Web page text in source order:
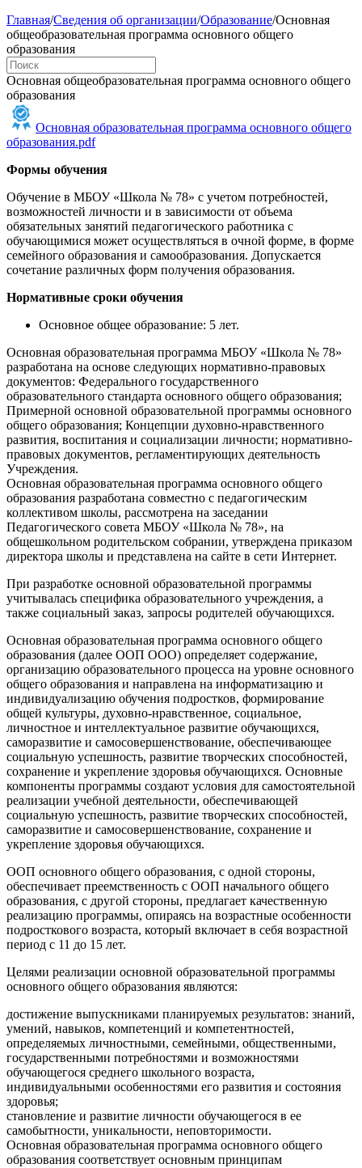
Главная/Сведения об организации/Образование/Основная
общеобразовательная программа основного общего
образования
Основная общеобразовательная программа основного общего
образования
Основная образовательная программа основного общего
образования.pdf
Формы обучения
Обучение в МБОУ «Школа № 78» с учетом потребностей,
возможностей личности и в зависимости от объема
обязательных занятий педагогического работника с
обучающимися может осуществляться в очной форме, в форме
семейного образования и самообразования. Допускается
сочетание различных форм получения образования.
Нормативные сроки обучения
Основное общее образование: 5 лет.
Основная образовательная программа МБОУ «Школа № 78»
разработана на основе следующих нормативно-правовых
документов: Федерального государственного
образовательного стандарта основного общего образования;
Примерной основной образовательной программы основного
общего образования; Концепции духовно-нравственного
развития, воспитания и социализации личности; нормативно-
правовых документов, регламентирующих деятельность
Учреждения.
Основная образовательная программа основного общего
образования разработана совместно с педагогическим
коллективом школы, рассмотрена на заседании
Педагогического совета МБОУ «Школа № 78», на
общешкольном родительском собрании, утверждена приказом
директора школы и представлена на сайте в сети Интернет.
При разработке основной образовательной программы
учитывалась специфика образовательного учреждения, а
также социальный заказ, запросы родителей обучающихся.
Основная образовательная программа основного общего
образования (далее ООП ООО) определяет содержание,
организацию образовательного процесса на уровне основного
общего образования и направлена на информатизацию и
индивидуализацию обучения подростков, формирование
общей культуры, духовно-нравственное, социальное,
личностное и интеллектуальное развитие обучающихся,
саморазвитие и самосовершенствование, обеспечивающее
социальную успешность, развитие творческих способностей,
сохранение и укрепление здоровья обучающихся. Основные
компоненты программы создают условия для самостоятельной
реализации учебной деятельности, обеспечивающей
социальную успешность, развитие творческих способностей,
саморазвитие и самосовершенствование, сохранение и
укрепление здоровья обучающихся.
ООП основного общего образования, с одной стороны,
обеспечивает преемственность с ООП начального общего
образования, с другой стороны, предлагает качественную
реализацию программы, опираясь на возрастные особенности
подросткового возраста, который включает в себя возрастной
период с 11 до 15 лет.
Целями реализации основной образовательной программы
основного общего образования являются:
достижение выпускниками планируемых результатов: знаний,
умений, навыков, компетенций и компетентностей,
определяемых личностными, семейными, общественными,
государственными потребностями и возможностями
обучающегося среднего школьного возраста,
индивидуальными особенностями его развития и состояния
здоровья;
становление и развитие личности обучающегося в ее
самобытности, уникальности, неповторимости.
Основная образовательная программа основного общего
образования соответствует основным принципам